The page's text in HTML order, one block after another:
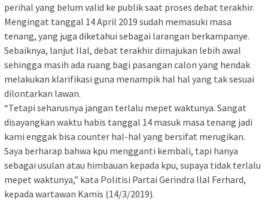
perihal yang belum valid ke publik saat proses debat terakhir.
Mengingat tanggal 14 April 2019 sudah memasuki masa
tenang, yang juga diketahui sebagai larangan berkampanye.
Sebaiknya, lanjut Ilal, debat terakhir dimajukan lebih awal
sehingga masih ada ruang bagi pasangan calon yang hendak
melakukan klarifikasi guna menampik hal hal yang tak sesuai
dilontarkan lawan.
“Tetapi seharusnya jangan terlalu mepet waktunya. Sangat
disayangkan waktu habis tanggal 14 masuk masa tenang jadi
kami enggak bisa counter hal-hal yang bersifat merugikan.
Saya berharap bahwa kpu mengganti kembali, tapi hanya
sebagai usulan atau himbauan kepada kpu, supaya tidak terlalu
mepet waktunya,” kata Politisi Partai Gerindra Ilal Ferhard,
kepada wartawan Kamis (14/3/2019).